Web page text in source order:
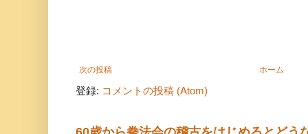
次の投稿 ホーム
登録: コメントの投稿 (Atom)